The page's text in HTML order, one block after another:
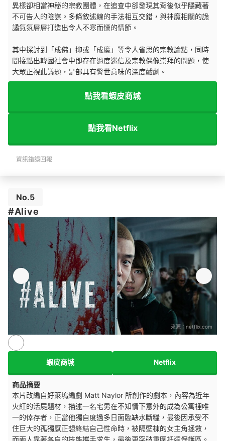
異樣卻相當神秘的宗教團體，在追查中卻發現其背後似乎隱藏著
不可告人的陰謀。多條敘述線的手法相互交錯，與神魔相關的詭
譎氣氛層層打造出令人不寒而慄的情節。
其中探討到「成佛」抑或「成魔」等令人省思的宗教論點，同時
間接點出韓國社會中即存在過度迷信及宗教偶像崇拜的問題，使
大眾正視此議題，是部具有警世意味的深度戲劇。
點我看蝦皮商城
點我看Netflix
資訊錯誤回報
No.5
#Alive
來源： netflix.com
蝦皮商城 Netflix
商品摘要
本片改編自好萊塢編劇 Matt Naylor 所創作的劇本，內容為近年
火紅的活屍題材，描述一名宅男在不知情下意外的成為公寓裡唯
一的倖存者，正當他獨自度過多日面臨缺水斷糧，最後因承受不
住巨大的孤獨感正想終結自己性命時，被隔壁棟的女主角拯救，
而兩人靠著各自的技能攜手求生，最後更突破重圍抵達保護區。